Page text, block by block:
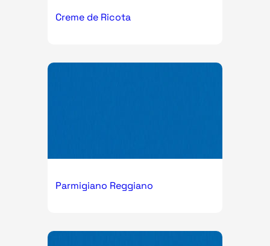
Creme de Ricota
Parmigiano Reggiano